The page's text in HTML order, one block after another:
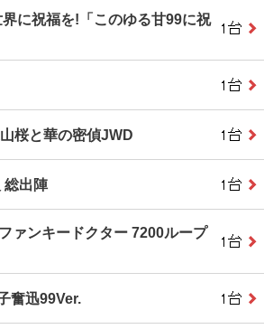
に祝福を!「このゆる甘99に祝
桜と華の密偵JWD
総出陣
ァンキードクター 7200ループ
奮迅99Ver.